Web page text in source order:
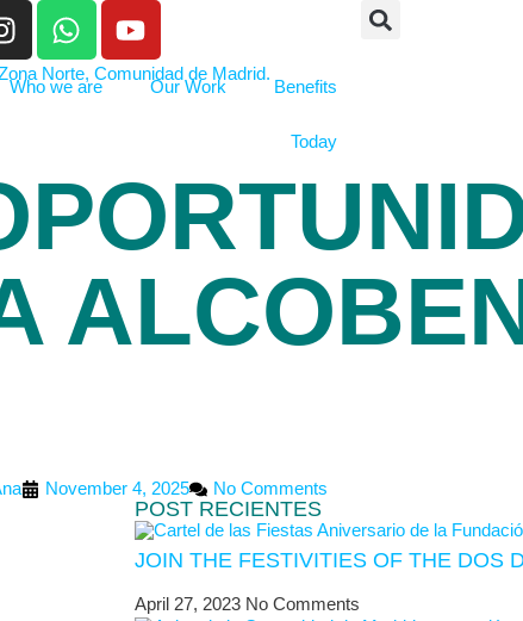
Who we are Our Work Benefits
Today
November 4, 2025 No Comments
POST RECIENTES
JOIN THE FESTIVITIES OF THE DOS
April 27, 2023 No Comments